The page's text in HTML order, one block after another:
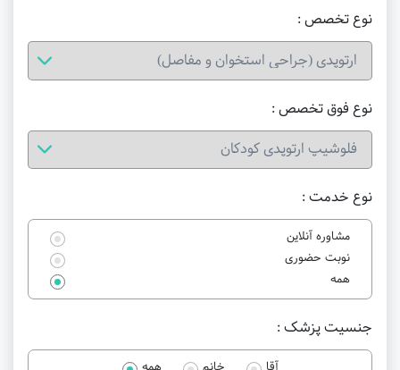
نوع خدمت :
مشاوره آنلاین
نوبت حضوری
همه
نوع تخصص :
نوع فوق تخصص :
جنسیت پزشک :